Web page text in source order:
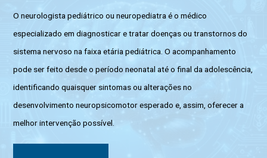
O neurologista pediátrico ou neuropediatra é o médico
especializado em diagnosticar e tratar doenças ou transtornos do
sistema nervoso na faixa etária pediátrica. O acompanhamento
pode ser feito desde o período neonatal até o final da adolescência,
identificando quaisquer sintomas ou alterações no
desenvolvimento neuropsicomotor esperado e, assim, oferecer a
melhor intervenção possível.